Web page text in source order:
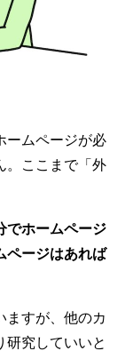
ームページが必
。ここまで「外
でホームページ
ページはあれば
ますが、他のカ
研究していいと